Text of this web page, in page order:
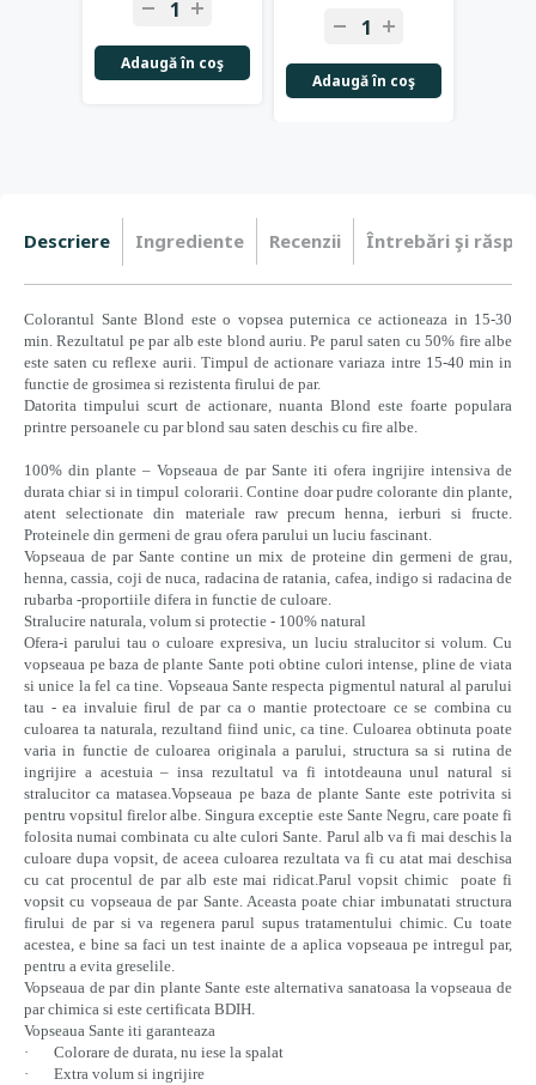
Adaugă în coş
Adaugă în coş
Descriere Ingrediente Recenzii Întrebări şi
Colorantul Sante Blond este o vopsea puternica ce actioneaza in 15-30
min. Rezultatul pe par alb este blond auriu. Pe parul saten cu 50% fire albe
este saten cu reflexe aurii. Timpul de actionare variaza intre 15-40 min in
functie de grosimea si rezistenta firului de par.
Datorita timpului scurt de actionare, nuanta Blond este foarte populara
printre persoanele cu par blond sau saten deschis cu fire albe.
100% din plante – Vopseaua de par Sante iti ofera ingrijire intensiva de
durata chiar si in timpul colorarii. Contine doar pudre colorante din plante,
atent selectionate din materiale raw precum henna, ierburi si fructe.
Proteinele din germeni de grau ofera parului un luciu fascinant.
Vopseaua de par Sante contine un mix de proteine din germeni de grau,
henna, cassia, coji de nuca, radacina de ratania, cafea, indigo si radacina de
rubarba -proportiile difera in functie de culoare.
Stralucire naturala, volum si protectie - 100% natural
Ofera-i parului tau o culoare expresiva, un luciu stralucitor si volum. Cu
vopseaua pe baza de plante Sante poti obtine culori intense, pline de viata
si unice la fel ca tine. Vopseaua Sante respecta pigmentul natural al parului
tau - ea invaluie firul de par ca o mantie protectoare ce se combina cu
culoarea ta naturala, rezultand fiind unic, ca tine. Culoarea obtinuta poate
varia in functie de culoarea originala a parului, structura sa si rutina de
ingrijire a acestuia – insa rezultatul va fi intotdeauna unul natural si
stralucitor ca matasea.Vopseaua pe baza de plante Sante este potrivita si
pentru vopsitul firelor albe. Singura exceptie este Sante Negru, care poate fi
folosita numai combinata cu alte culori Sante. Parul alb va fi mai deschis la
culoare dupa vopsit, de aceea culoarea rezultata va fi cu atat mai deschisa
cu cat procentul de par alb este mai ridicat.Parul vopsit chimic poate fi
vopsit cu vopseaua de par Sante. Aceasta poate chiar imbunatati structura
firului de par si va regenera parul supus tratamentului chimic. Cu toate
acestea, e bine sa faci un test inainte de a aplica vopseaua pe intregul par,
pentru a evita greselile.
Vopseaua de par din plante Sante este alternativa sanatoasa la vopseaua de
par chimica si este certificata BDIH.
Vopseaua Sante iti garanteaza
· Colorare de durata, nu iese la spalat
· Extra volum si ingrijire